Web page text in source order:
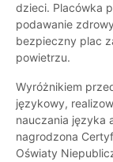
dzieci. Placówka
podawanie
bezpieczny plac
powietrzu.
Wyróżnikiem
językowy,
nauczania języka
nagrodzona
Oświaty